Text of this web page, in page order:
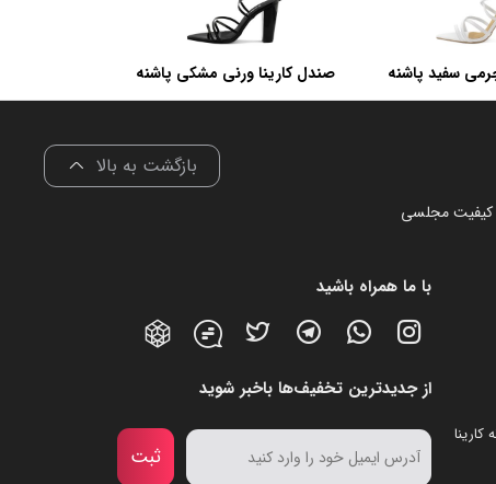
سفید پاشنه
صندل کارینا ورنی مشکی پاشنه
پهن
بازگشت به بالا
مجلسی
با ما همراه باشید
از جدیدترین تخفیف‌ها باخبر شوید
ثبت